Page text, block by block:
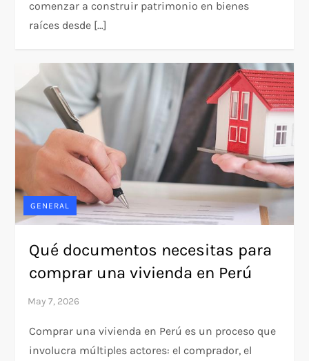
comenzar a construir patrimonio en bienes
raíces desde […]
GENERAL
Qué documentos necesitas para
comprar una vivienda en Perú
Comprar una vivienda en Perú es un proceso que
involucra múltiples actores: el comprador, el